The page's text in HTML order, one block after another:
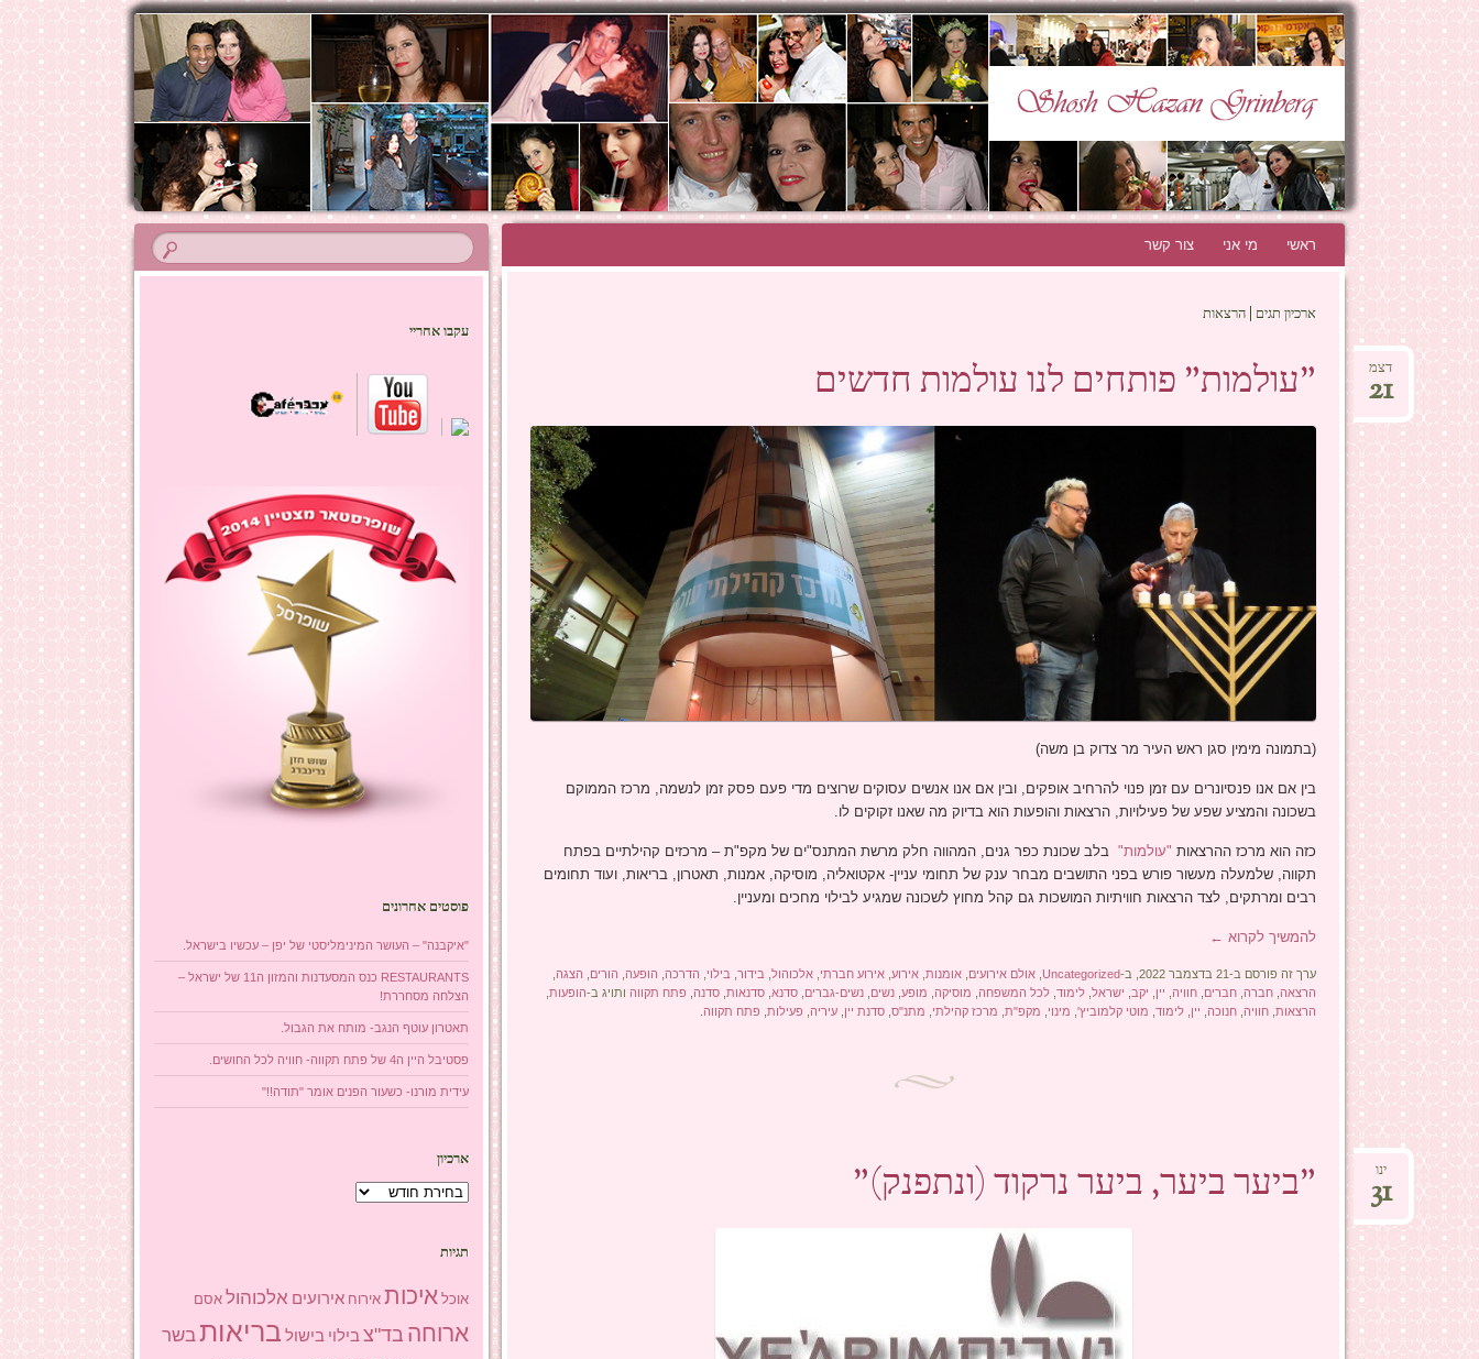
SHOSH HAZAN GRINBERG
THE BEST BLOG EVER!
לדלג לתוכן
ראשי מי אני צור קשר
ארכיון תגים | הרצאות
"עולמות" פותחים לנו עולמות חדשים דצמ
21
(בתמונה מימין סגן ראש העיר מר צדוק בן משה)
בין אם אנו פנסיונרים עם זמן פנוי להרחיב אופקים, ובין אם אנו אנשים עסוקים שרוצים מדי פעם פסק זמן לנשמה, מרכז הממוקם
בשכונה והמציע שפע של פעילויות, הרצאות והופעות הוא בדיוק מה שאנו זקוקים לו.
כזה הוא מרכז ההרצאות "עולמות"בלב שכונת כפר גנים, המהווה חלק מרשת המתנס"ים של מקפ"ת – מרכזים קהילתיים בפתח
תקווה, שלמעלה מעשור פורש בפני התושבים מבחר ענק של תחומי עניין- אקטואליה, מוסיקה, אמנות, תאטרון, בריאות, ועוד תחומים
רבים ומרתקים, לצד הרצאות חוויתיות המושכות גם קהל מחוץ לשכונה שמגיע לבילוי מחכים ומעניין.
להמשיך לקרוא ←
ערך זה פורסם ב-21 בדצמבר 2022, ב- Uncategorized אולם אירועים אומנות, אירוע, אירוע חברתי אלכוהול, בידור, בילוי הדרכה, הופעה, הורים הצגה,
הרצאה, חברה, חברים חוויה, יין יקב, ישראל, לימוד, לכל המשפחה, מוסיקה, מופע, נשים נשים-גברים סדנא, סדנאות, סדנה, פתח תקווהותויג ב-הופעות,
הרצאות, חוויה, חנוכה, יין לימוד, מוטי קלמוביץ', מינוי מקפ"ת, מרכז קהילתי מתנ"ס, סדנת יין עיריה, פעילות, פתח תקווה.
"ביער ביער, ביער נרקוד (ונתפנק)" ינו
31
עקבו אחריי
פוסטים אחרונים
"איקבנה" – העושר המינימליסטי של יפן – עכשיו בישראל.
RESTAURANTS כנס המסעדנות והמזון ה11 של ישראל –
הצלחה מסחררת!
תאטרון עוטף הנגב- מותח את הגבול.
פסטיבל היין ה4 של פתח תקווה- חוויה לכל החושים.
עידית מורנו- כשעור הפנים אומר "תודה!!"
ארכיון
ארכיון
תגיות
אוכל איכות אירוח אירועים אלכוהול אסם
ארוחה בד"צ בילוי בישול בריאותבשר